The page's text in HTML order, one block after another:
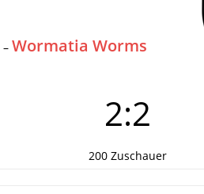
– Wormatia Worms
2:2
200 Zuschauer